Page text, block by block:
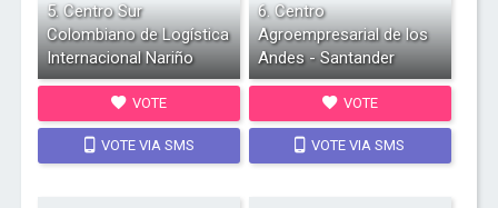
5. Centro Sur
Colombiano de Logística
Internacional Nariño
VOTE
VOTE VIA SMS
6. Centro
Agroempresarial de los
Andes - Santander
VOTE
VOTE VIA SMS